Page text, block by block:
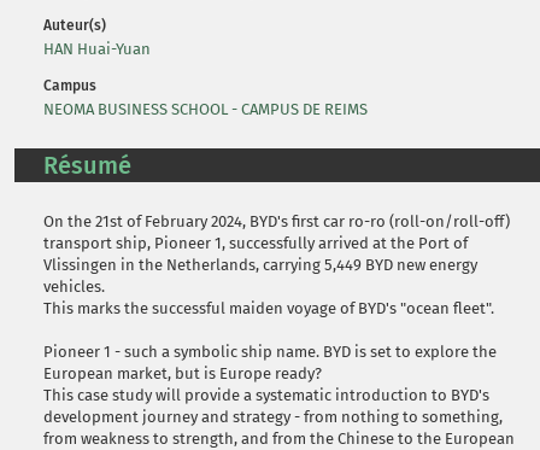
Auteur(s)
HAN Huai-Yuan
Campus
NEOMA BUSINESS SCHOOL - CAMPUS DE REIMS
Résumé
On the 21st of February 2024, BYD's first car ro-ro (roll-on/roll-off)
transport ship, Pioneer 1, successfully arrived at the Port of
Vlissingen in the Netherlands, carrying 5,449 BYD new energy
vehicles.
This marks the successful maiden voyage of BYD's "ocean fleet".
Pioneer 1 - such a symbolic ship name. BYD is set to explore the
European market, but is Europe ready?
This case study will provide a systematic introduction to BYD's
development journey and strategy - from nothing to something,
from weakness to strength, and from the Chinese to the European